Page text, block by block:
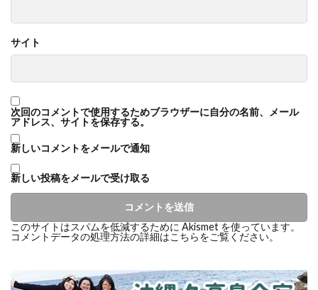
サイト
次回のコメントで使用するためブラウザーに自分の名前、メール
アドレス、サイトを保存する。
新しいコメントをメールで通知
新しい投稿をメールで受け取る
このサイトはスパムを低減するために Akismet を使っています。
コメントデータの処理方法の詳細はこちらをご覧ください。